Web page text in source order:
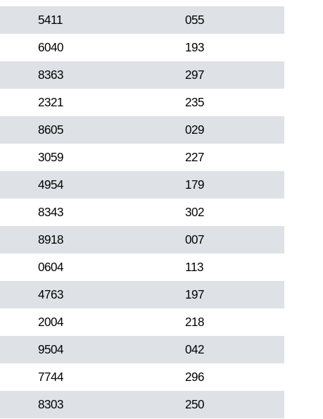
5411 055
6040 193
8363 297
2321 235
8605 029
3059 227
4954 179
8343 302
8918 007
0604 113
4763 197
2004 218
9504 042
7744 296
8303 250